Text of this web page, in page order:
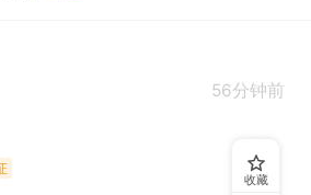
56分钟前
收藏